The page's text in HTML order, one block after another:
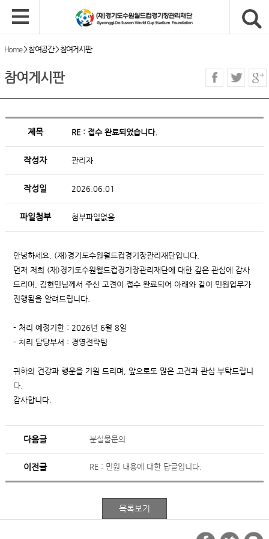
Home>참여공간>참여게시판
참여게시판
제목 RE : 접수 완료되었습니다.
작성자 관리자
작성일 2026.06.01
파일첨부 첨부파일없음
안녕하세요. (재)경기도수원월드컵경기장관리재단입니다.
먼저 저희 (재)경기도수원월드컵경기장관리재단에 대한 깊은 관심에 감사
드리며, 김현민님께서 주신 고견이 접수 완료되어 아래와 같이 민원업무가
진행됨을 알려드립니다.
- 처리 예정기한 : 2026년 6월 8일
- 처리 담당부서 : 경영전략팀
귀하의 건강과 행운을 기원 드리며, 앞으로도 많은 고견과 관심 부탁드립니
다.
감사합니다.
다음글 분실물문의
이전글 RE : 민원 내용에 대한 답글입니다.